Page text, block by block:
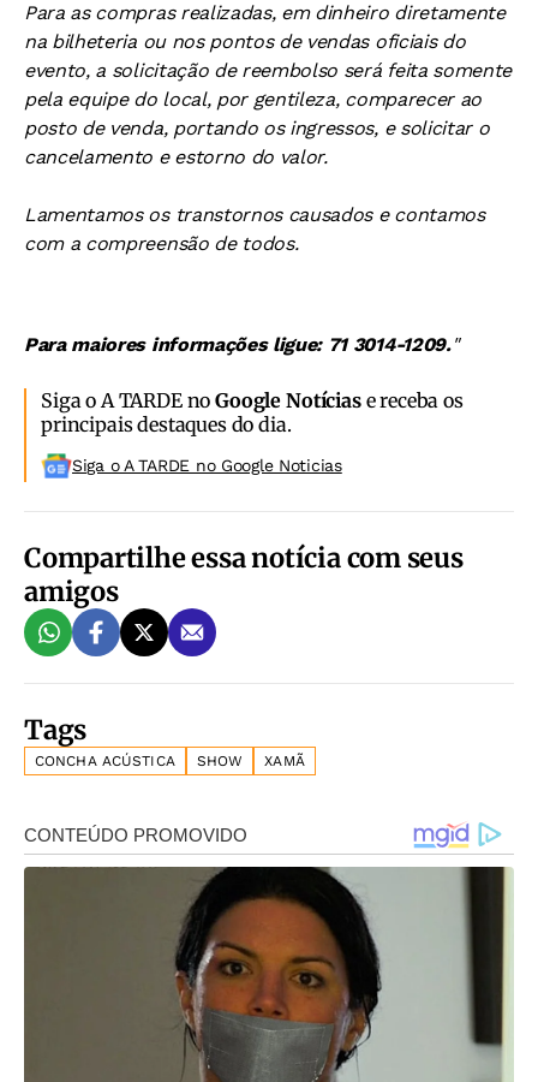
Para as compras realizadas, em dinheiro diretamente
na bilheteria ou nos pontos de vendas oficiais do
evento, a solicitação de reembolso será feita somente
pela equipe do local, por gentileza, comparecer ao
posto de venda, portando os ingressos, e solicitar o
cancelamento e estorno do valor.
Lamentamos os transtornos causados e contamos
com a compreensão de todos.
Para maiores informações ligue: 71 3014-1209."
Siga o A TARDE noGoogle Notíciase receba os
principais destaques do dia.
Siga o A TARDE no Google Noticias
Compartilhe essa notícia com seus
amigos
Tags
CONCHA ACÚSTICA SHOW XAMÃ